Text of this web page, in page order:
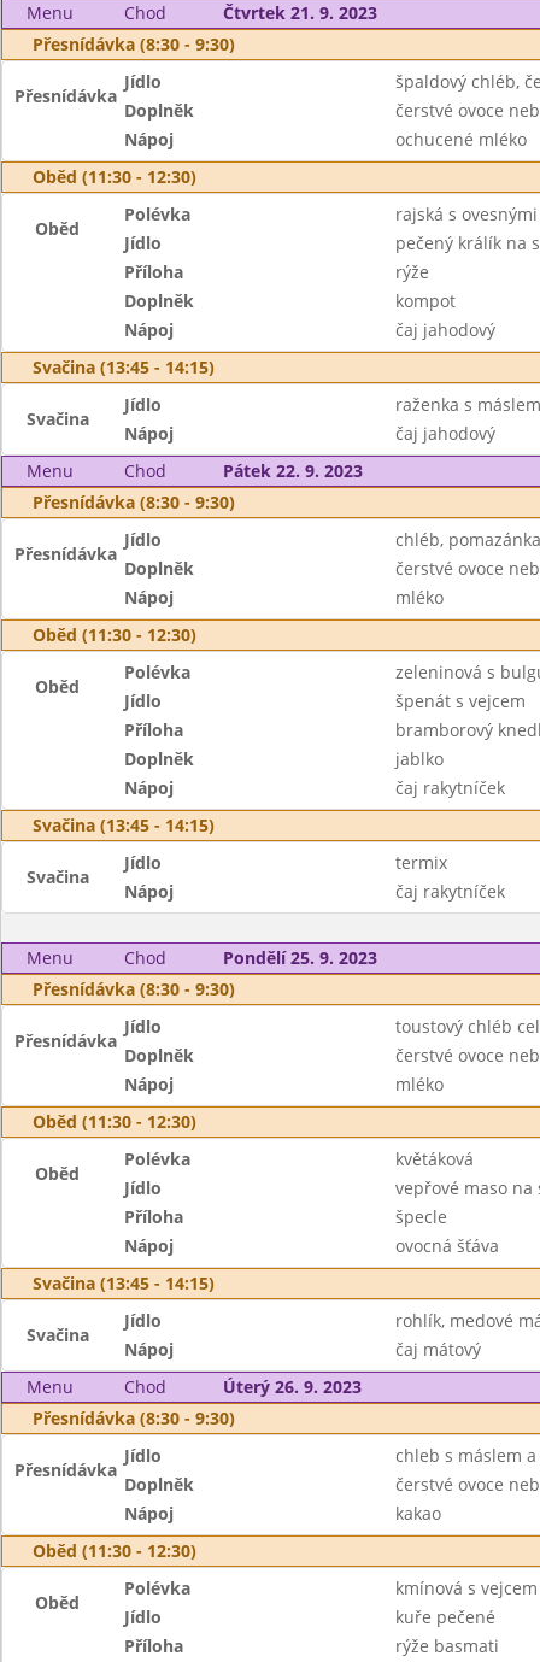
Menu
Chod
Čtvrtek 21. 9. 2023
Přesnídávka (8:30 - 9:30)
Přesnídávka
Jídlo
špaldový chléb,
Doplněk
čerstvé ovoce
Nápoj
ochucené mléko
Oběd (11:30 - 12:30)
Oběd
Polévka
rajská s
Jídlo
pečený králík na
Příloha
rýže
Doplněk
kompot
Nápoj
čaj jahodový
Svačina (13:45 - 14:15)
Svačina
Jídlo
raženka s
Nápoj
čaj jahodový
Menu
Chod
Pátek 22. 9. 2023
Přesnídávka (8:30 - 9:30)
Přesnídávka
Jídlo
chléb,
Doplněk
čerstvé ovoce
Nápoj
mléko
Oběd (11:30 - 12:30)
Oběd
Polévka
zeleninová s
Jídlo
špenát s vejcem
Příloha
bramborový
Doplněk
jablko
Nápoj
čaj rakytníček
Svačina (13:45 - 14:15)
Svačina
Jídlo
termix
Nápoj
čaj rakytníček
Menu Chod
Pondělí 25. 9. 2023
Přesnídávka (8:30 - 9:30)
Přesnídávka
Jídlo
toustový chléb
Doplněk
čerstvé ovoce
Nápoj
mléko
Oběd (11:30 - 12:30)
Oběd
Polévka
květáková
Jídlo
vepřové maso
Příloha
špecle
Nápoj
ovocná šťáva
Svačina (13:45 - 14:15)
Svačina
Jídlo
rohlík, medové
Nápoj
čaj mátový
Menu
Chod
Úterý 26. 9. 2023
Přesnídávka (8:30 - 9:30)
Přesnídávka
Jídlo
chleb s máslem
Doplněk
čerstvé ovoce
Nápoj
kakao
Oběd (11:30 - 12:30)
Oběd
Polévka
kmínová s
Jídlo
kuře pečené
Příloha
rýže basmati